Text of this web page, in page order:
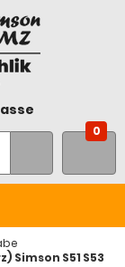
0
S51 S53